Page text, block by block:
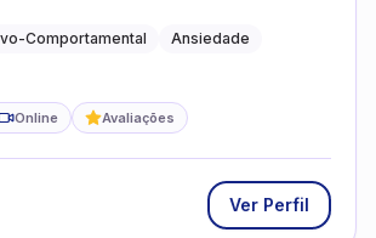
Comportamental
Ansiedade
Online Avaliações
Ver Perfil